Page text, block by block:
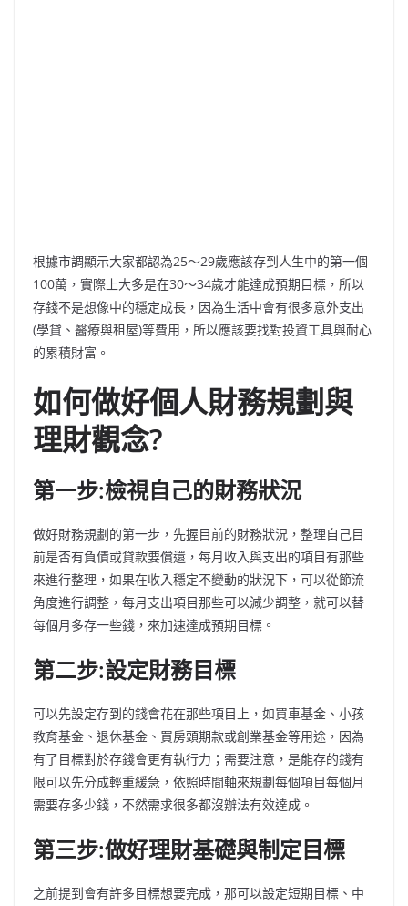
根據市調顯示大家都認為25～29歲應該存到人生中的第一個
100萬，實際上大多是在30～34歲才能達成預期目標，所以
存錢不是想像中的穩定成長，因為生活中會有很多意外支出
(學貸、醫療與租屋)等費用，所以應該要找對投資工具與耐心
的累積財富。
如何做好個人財務規劃與
理財觀念?
第一步:檢視自己的財務狀況
做好財務規劃的第一步，先握目前的財務狀況，整理自己目
前是否有負債或貸款要償還，每月收入與支出的項目有那些
來進行整理，如果在收入穩定不變動的狀況下，可以從節流
角度進行調整，每月支出項目那些可以減少調整，就可以替
每個月多存一些錢，來加速達成預期目標。
第二步:設定財務目標
可以先設定存到的錢會花在那些項目上，如買車基金、小孩
教育基金、退休基金、買房頭期款或創業基金等用途，因為
有了目標對於存錢會更有執行力；需要注意，是能存的錢有
限可以先分成輕重緩急，依照時間軸來規劃每個項目每個月
需要存多少錢，不然需求很多都沒辦法有效達成。
第三步:做好理財基礎與制定目標
之前提到會有許多目標想要完成，那可以設定短期目標、中